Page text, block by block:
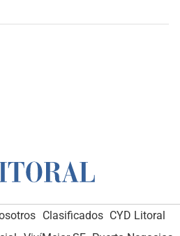
Clasificados CYD Litoral